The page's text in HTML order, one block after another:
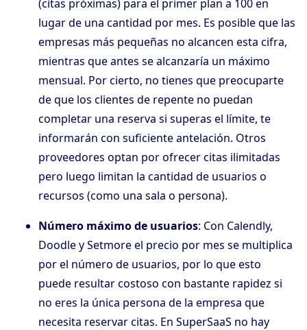
(citas próximas) para el primer plan a 100 en
lugar de una cantidad por mes. Es posible que las
empresas más pequeñas no alcancen esta cifra,
mientras que antes se alcanzaría un máximo
mensual. Por cierto, no tienes que preocuparte
de que los clientes de repente no puedan
completar una reserva si superas el límite, te
informarán con suficiente antelación. Otros
proveedores optan por ofrecer citas ilimitadas
pero luego limitan la cantidad de usuarios o
recursos (como una sala o persona).
Número máximo de usuarios: Con Calendly,
Doodle y Setmore el precio por mes se multiplica
por el número de usuarios, por lo que esto
puede resultar costoso con bastante rapidez si
no eres la única persona de la empresa que
necesita reservar citas. En SuperSaaS no hay